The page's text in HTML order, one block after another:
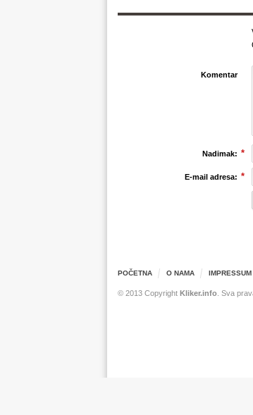
Komentar
Nadimak: *
E-mail adresa: *
POČETNA O NAMA IMPRESSUM
© 2013 Copyright Kliker.info . Sva